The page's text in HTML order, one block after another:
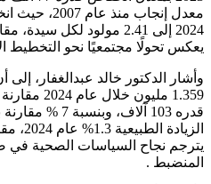
معدل إنجاب
يعكس تحولًا مجتمعيًا نحو التخطيط
وأشار الدكتور خالد عبدالغفار، إلى
يترجم نجاح السياسات الصحية في
المنضبط .